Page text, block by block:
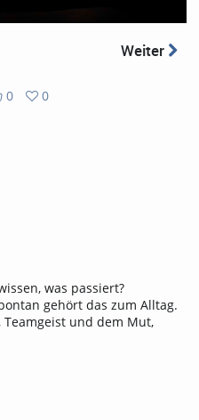
Weiter
0
0
was passiert?
gehört das zum Alltag.
und dem Mut,